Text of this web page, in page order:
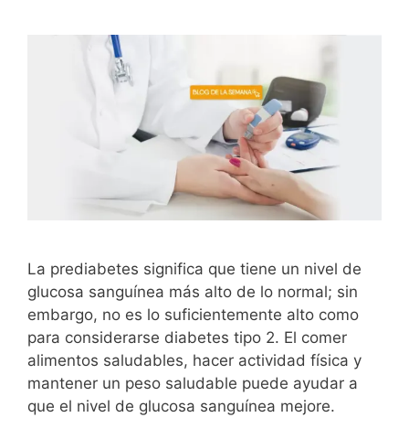
La prediabetes significa que tiene un nivel de
glucosa sanguínea más alto de lo normal; sin
embargo, no es lo suficientemente alto como
para considerarse diabetes tipo 2. El comer
alimentos saludables, hacer actividad física y
mantener un peso saludable puede ayudar a
que el nivel de glucosa sanguínea mejore.